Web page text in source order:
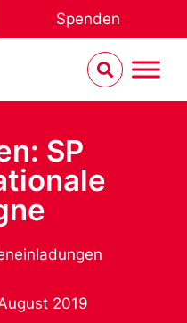
Spenden
SP
2019